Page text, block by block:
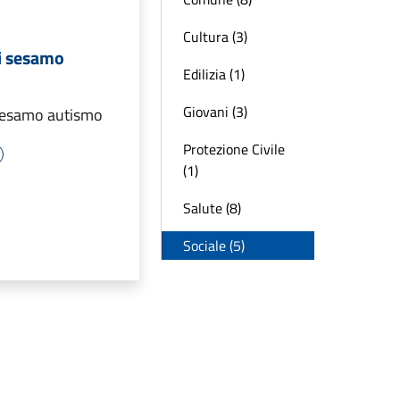
autismo
Cultura (3)
Edilizia (1)
Giovani (3)
Protezione Civile
(1)
Salute (8)
Sociale (5)